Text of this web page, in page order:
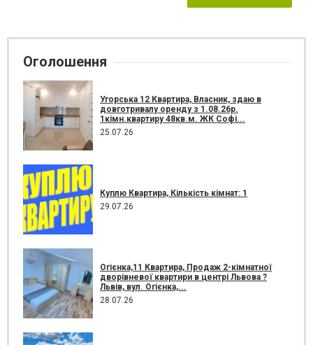
Оголошення
Угорська 12 Квартира, Власник, здаю в
довготривалу оренду з 1.08.26р.
1кімн.квартиру 48кв.м. ЖК Софі...
25.07.26
Куплю Квартира, Кількість кімнат: 1
29.07.26
Огієнка,11 Квартира, Продаж 2-кімнатної
дворівневої квартири в центрі Львова ?
Львів, вул. Огієнка,...
28.07.26